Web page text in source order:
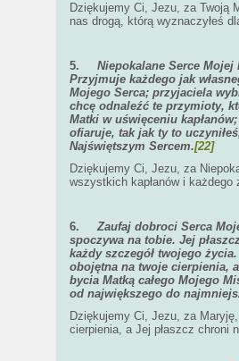
Dziękujemy Ci, Jezu, za Twoją
nas drogą, którą wyznaczyłeś
5. Niepokalane Serce
Przyjmuje każdego jak
Mojego Serca; przyjaciela
chcę odnaleźć te przymioty,
Matki w uświęceniu
ofiaruje, tak jak ty to
Najświętszym Sercem.[22]
Dziękujemy Ci, Jezu, za
wszystkich kapłanów i każdego
6.Zaufaj dobroci Serca
spoczywa na tobie. Jej
każdy szczegół twojego
obojętna na twoje cierpienia,
bycia Matką całego Mojego
od największego do
Dziękujemy Ci, Jezu, za
cierpienia, a Jej płaszcz chroni